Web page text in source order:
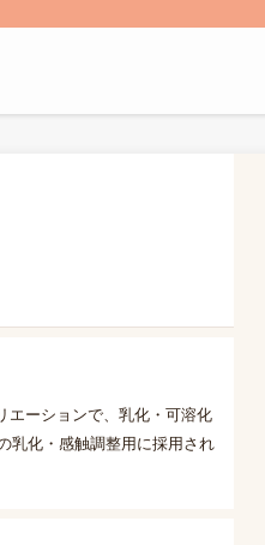
エーションで、乳化・可溶化
乳化・感触調整用に採用され